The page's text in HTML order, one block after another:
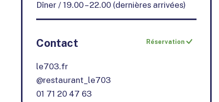
Dîner / 19.00 – 22.00 (dernières arrivées)
Contact Réservation
le703.fr
@restaurant_le703
01 71 20 47 63